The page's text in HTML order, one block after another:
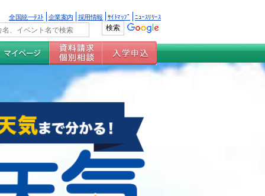
全国統一ﾃｽﾄ 企業案内 採用情報 ｻｲﾄﾏｯﾌﾟ ﾆｭｰｽﾘﾘｰｽ